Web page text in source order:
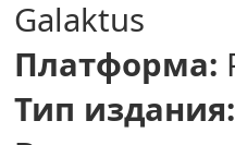
Galaktus
Платформа:
Тип издания: